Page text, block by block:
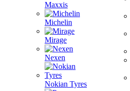
Maxxis
Michelin
Mirage
Nexen
Nokian Tyres